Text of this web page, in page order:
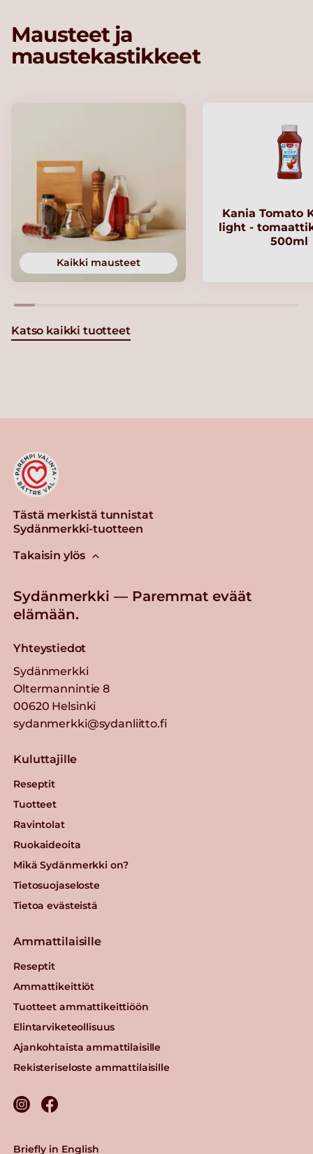
Mausteet ja
maustekastikkeet
Kaikki mausteet
Kania Tomato
light -
500ml
Katso kaikki tuotteet
Tästä merkistä tunnistat
Sydänmerkki-tuotteen
Takaisin ylös
Sydänmerkki — Paremmat eväät
elämään.
Yhteystiedot
Sydänmerkki
Oltermannintie 8
00620 Helsinki
sydanmerkki@sydanliitto.fi
Kuluttajille
Reseptit
Tuotteet
Ravintolat
Ruokaideoita
Mikä Sydänmerkki on?
Tietosuojaseloste
Tietoa evästeistä
Ammattilaisille
Reseptit
Ammattikeittiöt
Tuotteet ammattikeittiöön
Elintarviketeollisuus
Ajankohtaista ammattilaisille
Rekisteriseloste ammattilaisille
Briefly in English